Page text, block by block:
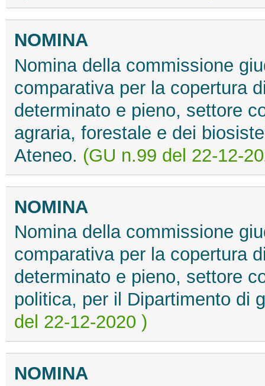
NOMINA
Nomina della commissione
comparativa per la copertura
determinato e pieno, settore
agraria, forestale e dei
Ateneo. (GU n.99 del 22-12-
NOMINA
Nomina della commissione
comparativa per la copertura
determinato e pieno, settore
politica, per il Dipartimento di
del 22-12-2020 )
NOMINA